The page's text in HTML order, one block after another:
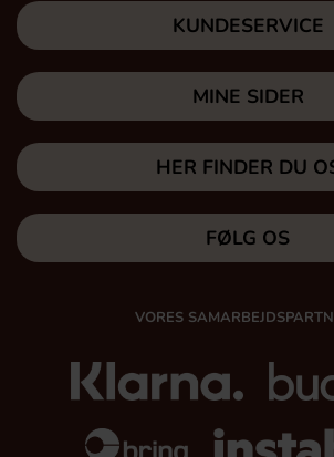
KUNDESERVICE
MINE SIDER
HER FINDER DU
FØLG OS
VORES